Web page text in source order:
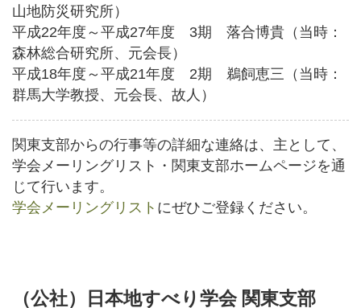
山地防災研究所）
平成22年度～平成27年度 3期 落合博貴（当時：
森林総合研究所、元会長）
平成18年度～平成21年度 2期 鵜飼恵三（当時：
群馬大学教授、元会長、故人）
関東支部からの行事等の詳細な連絡は、主として、
学会メーリングリスト・関東支部ホームページを通
じて行います。
学会メーリングリスト にぜひご登録ください。
（公社）日本地すべり学会 関東支部